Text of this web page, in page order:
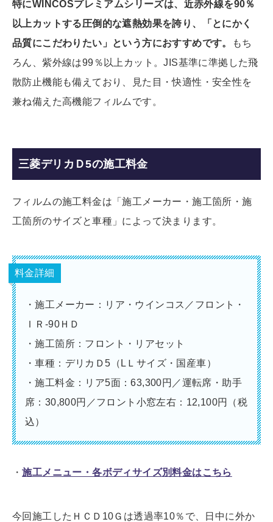
特にWINCOSプレミアムシリーズは、近赤外線を90％
以上カットする圧倒的な遮熱効果を誇り、「とにかく
品質にこだわりたい」という方におすすめです。
もち
ろん、紫外線は99％以上カット。JIS基準に準拠した飛
散防止機能も備えており、見た目・快適性・安全性を
兼ね備えた高機能フィルムです。
三菱デリカＤ5の施工料金
フィルムの施工料金は「施工メーカー・施工箇所・施
工箇所のサイズと車種」によって決まります。
料金詳細
・施工メーカー：リア・ウインコス／フロント・
ＩＲ-90ＨＤ
・施工箇所：フロント・リアセット
・車種：デリカＤ5（LＬサイズ・国産車）
・施工料金：リア5面：63,300円／運転席・助手
席：30,800円／フロント小窓左右：12,100円（税
込）
・施工メニュー・各ボディサイズ別料金はこちら
今回施工したＨＣＤ10Ｇは透過率10％で、日中に外か